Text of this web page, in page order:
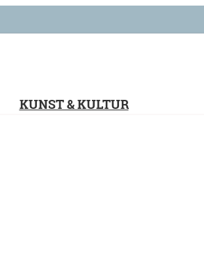
KUNST & KULTUR